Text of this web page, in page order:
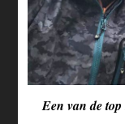
Een van de